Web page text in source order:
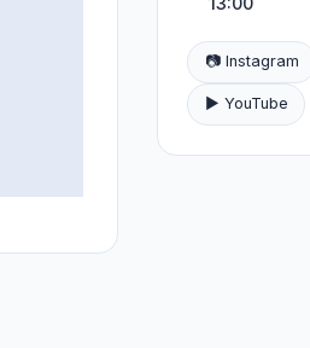
📷 Instagram
▶️ YouTube